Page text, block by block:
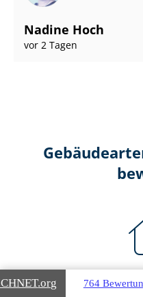
Nadine Hoch
vor 2 Tagen
.org 764